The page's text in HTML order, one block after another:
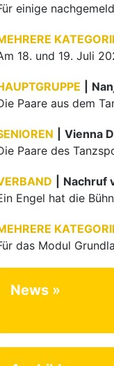
Vienna
Nachruf
News